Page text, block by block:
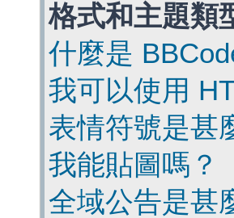
格式和主題類
什麼是
我可以使用
表情符號是甚
我能貼圖嗎？
全域公告是甚